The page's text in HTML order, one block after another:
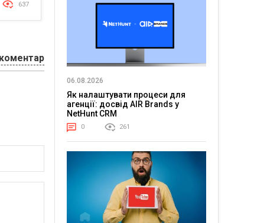
637
06.08.2026
Як налаштувати процеси для
агенції: досвід AIR Brands у
NetHunt CRM
0 261